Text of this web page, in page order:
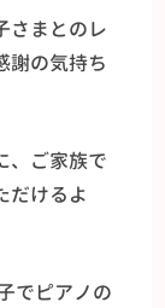
さまとのレ
謝の気持ち
、ご家族で
だけるよ
でピアノの